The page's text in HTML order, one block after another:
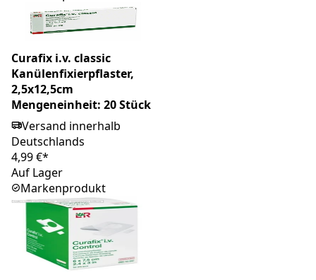
Curafix i.v. classic
Kanülenfixierpflaster,
2,5x12,5cm
Mengeneinheit: 20 Stück
Versand innerhalb
Deutschlands
4,99 €*
Auf Lager
Markenprodukt